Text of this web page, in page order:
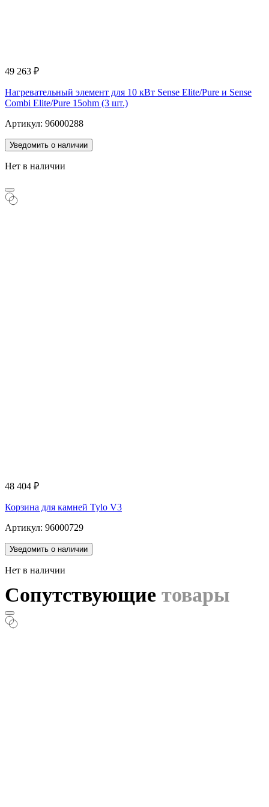
49 263 ₽
Нагревательный элемент для 10 кВт Sense Elite/Pure и Sense
Combi Elite/Pure 15ohm (3 шт.)
Артикул: 96000288
Уведомить о наличии
Нет в наличии
48 404 ₽
Корзина для камней Tylo V3
Артикул: 96000729
Уведомить о наличии
Нет в наличии
Сопутствующие товары